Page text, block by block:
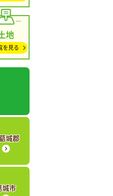
地
を見る
城郡
城市